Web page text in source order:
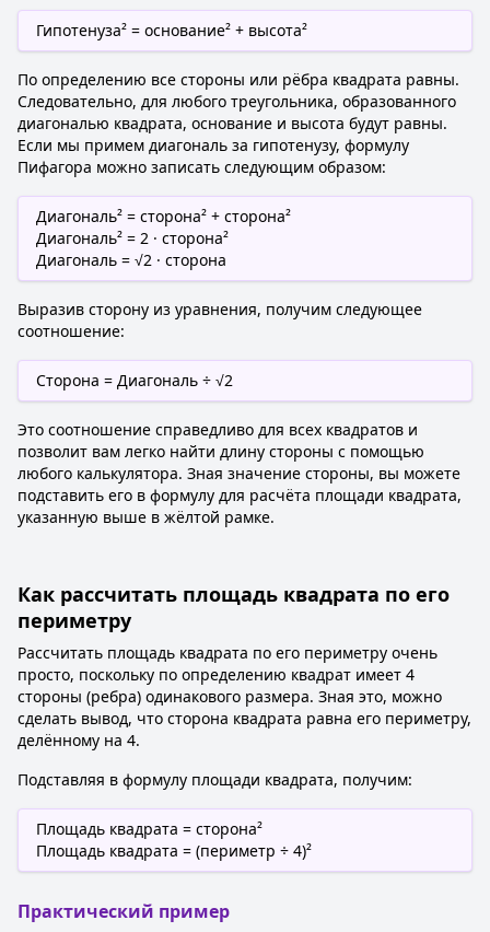
Гипотенуза² = основание² + высота²
По определению все стороны или рёбра квадрата равны.
Следовательно, для любого треугольника, образованного
диагональю квадрата, основание и высота будут равны.
Если мы примем диагональ за гипотенузу, формулу
Пифагора можно записать следующим образом:
Диагональ² = сторона² + сторона²
Диагональ² = 2 · сторона²
Диагональ = √2 · сторона
Выразив сторону из уравнения, получим следующее
соотношение:
Сторона = Диагональ ÷ √2
Это соотношение справедливо для всех квадратов и
позволит вам легко найти длину стороны с помощью
любого калькулятора. Зная значение стороны, вы можете
подставить его в формулу для расчёта площади квадрата,
указанную выше в жёлтой рамке.
Как рассчитать площадь квадрата по его
периметру
Рассчитать площадь квадрата по его периметру очень
просто, поскольку по определению квадрат имеет 4
стороны (ребра) одинакового размера. Зная это, можно
сделать вывод, что сторона квадрата равна его периметру,
делённому на 4.
Подставляя в формулу площади квадрата, получим:
Площадь квадрата = сторона²
Площадь квадрата = (периметр ÷ 4)²
Практический пример